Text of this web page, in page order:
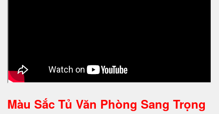
Màu Sắc Tủ Văn Phòng Sang Trọng